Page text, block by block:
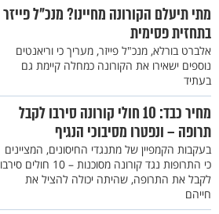
מתי תיעלם הקורונה מחיינו? מנכ"ל פייזר
בתחזית פסימית
אלברט בורלא, מנכ"ל פייזר, מעריך כי וריאנטים
נוספים ישאירו את הקורונה כמחלה קיימת גם
בעתיד
מחיר כבד: 10 חולי קורונה סירבו לקבל
תרופה – ונפטרו מסיבוכי הנגיף
בעקבות הקמפיין של מתנגדי החיסונים, המציינים
כי התרופות נגד קורונה מסוכנות – 10 חולים סירבו
לקבל את התרופה, שהיתה יכולה להציל את
חייהם